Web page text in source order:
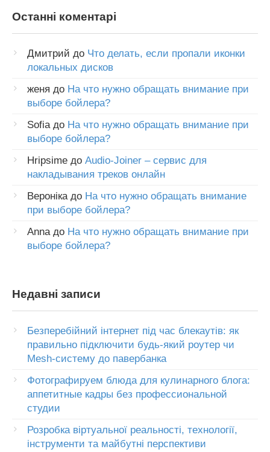
Останні коментарі
Дмитрий до Что делать, если пропали иконки
локальных дисков
женя до На что нужно обращать внимание при
выборе бойлера?
Sofia до На что нужно обращать внимание при
выборе бойлера?
Hripsime до Audio-Joiner – сервис для
накладывания треков онлайн
Вероніка до На что нужно обращать внимание
при выборе бойлера?
Anna до На что нужно обращать внимание при
выборе бойлера?
Недавні записи
Безперебійний інтернет під час блекаутів: як
правильно підключити будь-який роутер чи
Mesh-систему до павербанка
Фотографируем блюда для кулинарного блога:
аппетитные кадры без профессиональной
студии
Розробка віртуальної реальності, технології,
інструменти та майбутні перспективи